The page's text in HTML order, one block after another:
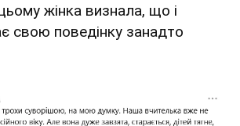
жінка визнала, що і
свою поведінку занадто